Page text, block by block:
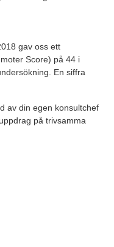
gav oss ett
Score) på 44 i
En siffra
av din egen konsultchef
på trivsamma